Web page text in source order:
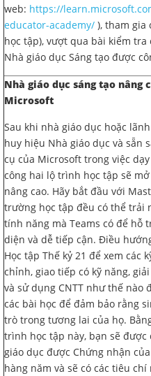
web: https://
educator-academy/ ), tham gia
học tập), vượt qua bài kiểm
Nhà giáo dục Sáng tạo được
Nhà giáo dục sáng tạo nâng
Microsoft
Sau khi nhà giáo dục hoặc
huy hiệu Nhà giáo dục và sẵn
cụ của Microsoft trong việc
công hai lộ trình học tập sẽ
nâng cao. Hãy bắt đầu với
trường học tập đều có thể trải
tính năng mà Teams có để hỗ
diện và dễ tiếp cận. Điều
Học tập Thế kỷ 21 để xem các
chỉnh, giao tiếp có kỹ năng,
và sử dụng CNTT như thế nào
các bài học để đảm bảo rằng
trò trong tương lai của họ.
trình học tập này, bạn sẽ
giáo dục được Chứng nhận
hàng năm và sẽ có các tiêu